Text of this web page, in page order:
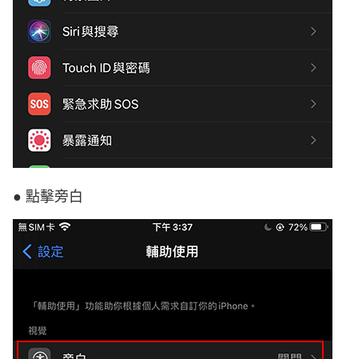
● 點擊旁白